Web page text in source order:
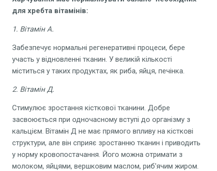
для хребта вітамінів:
1. Вітамін А.
Забезпечує нормальні регенеративні процеси, бере
участь у відновленні тканин. У великій кількості
міститься у таких продуктах, як риба, яйця, печінка.
2. Вітамін Д.
Стимулює зростання кісткової тканини. Добре
засвоюється при одночасному вступі до організму з
кальцієм. Вітамін Д не має прямого впливу на кісткові
структури, але він сприяє зростанню тканин і приводить
у норму кровопостачання. Його можна отримати з
молоком, яйцями, вершковим маслом, риб'ячим жиром.